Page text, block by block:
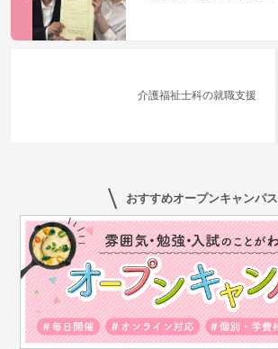
介護福祉士科の就職支援
おすすめオープンキャンパス